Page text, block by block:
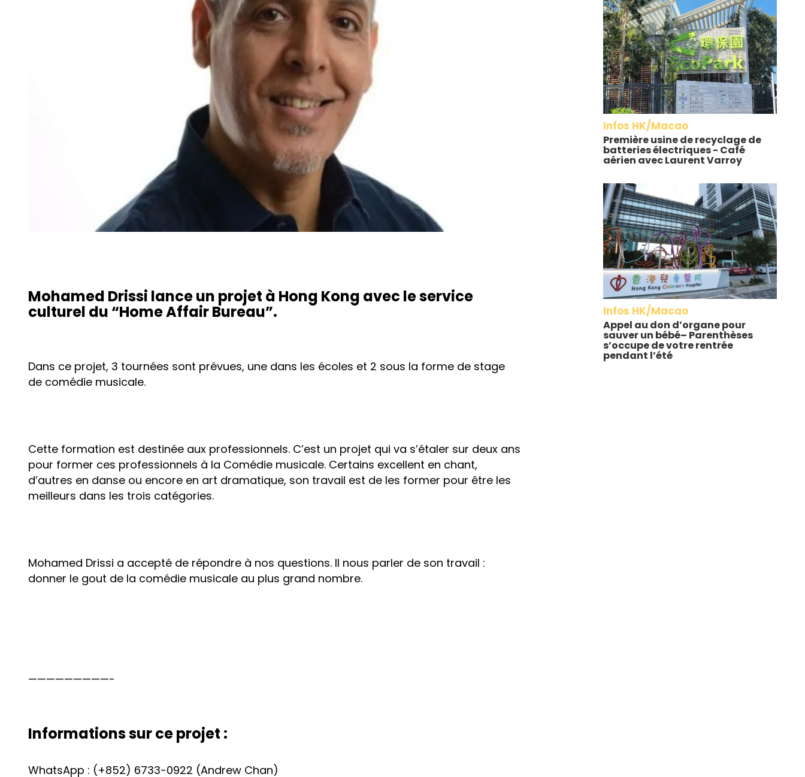
Mohamed Drissi lance un projet à Hong Kong avec le service
culturel du “Home Affair Bureau”.
Dans ce projet, 3 tournées sont prévues, une dans les écoles et 2 sous la forme de stage
de comédie musicale.
Cette formation est destinée aux professionnels. C’est un projet qui va s’étaler sur deux ans
pour former ces professionnels à la Comédie musicale. Certains excellent en chant,
d’autres en danse ou encore en art dramatique, son travail est de les former pour être les
meilleurs dans les trois catégories.
Mohamed Drissi a accepté de répondre à nos questions. Il nous parler de son travail :
donner le gout de la comédie musicale au plus grand nombre.
—————————-
Informations sur ce projet :
WhatsApp : (+852) 6733-0922 (Andrew Chan)
Infos HK/Macao
Première usine de recyclage de
batteries électriques - Café
aérien avec Laurent Varroy
Infos HK/Macao
Appel au don d’organe pour
sauver un bébé– Parenthèses
s’occupe de votre rentrée
pendant l’été